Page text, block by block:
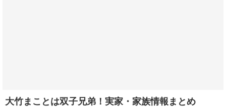
大竹まことは双子兄弟！実家・家族情報まとめ